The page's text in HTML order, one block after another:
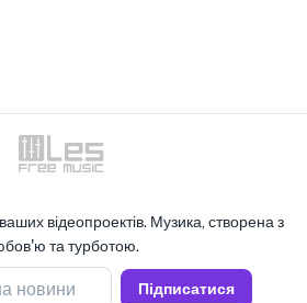
відеопроектів. Музика, створена з
та турботою.
новини Підписатися